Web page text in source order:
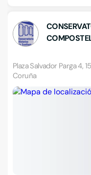
Plaza Salvador Parga 4,
Coruña